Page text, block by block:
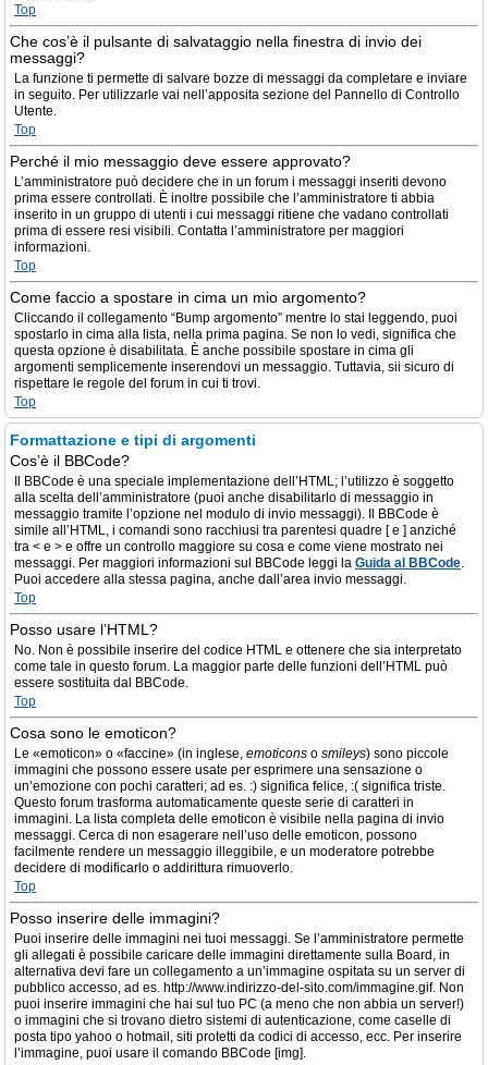
Top
Che cos’è il pulsante di salvataggio nella finestra di invio dei
messaggi?
La funzione ti permette di salvare bozze di messaggi da completare e inviare
in seguito. Per utilizzarle vai nell’apposita sezione del Pannello di Controllo
Utente.
Top
Perché il mio messaggio deve essere approvato?
L’amministratore può decidere che in un forum i messaggi inseriti devono
prima essere controllati. È inoltre possibile che l’amministratore ti abbia
inserito in un gruppo di utenti i cui messaggi ritiene che vadano controllati
prima di essere resi visibili. Contatta l’amministratore per maggiori
informazioni.
Top
Come faccio a spostare in cima un mio argomento?
Cliccando il collegamento “Bump argomento” mentre lo stai leggendo, puoi
spostarlo in cima alla lista, nella prima pagina. Se non lo vedi, significa che
questa opzione è disabilitata. È anche possibile spostare in cima gli
argomenti semplicemente inserendovi un messaggio. Tuttavia, sii sicuro di
rispettare le regole del forum in cui ti trovi.
Top
Formattazione e tipi di argomenti
Cos’è il BBCode?
Il BBCode è una speciale implementazione dell’HTML; l’utilizzo è soggetto
alla scelta dell’amministratore (puoi anche disabilitarlo di messaggio in
messaggio tramite l’opzione nel modulo di invio messaggi). Il BBCode è
simile all’HTML, i comandi sono racchiusi tra parentesi quadre [ e ] anziché
tra < e > e offre un controllo maggiore su cosa e come viene mostrato nei
messaggi. Per maggiori informazioni sul BBCode leggi la Guida al BBCode.
Puoi accedere alla stessa pagina, anche dall’area invio messaggi.
Top
Posso usare l’HTML?
No. Non è possibile inserire del codice HTML e ottenere che sia interpretato
come tale in questo forum. La maggior parte delle funzioni dell’HTML può
essere sostituita dal BBCode.
Top
Cosa sono le emoticon?
Le «emoticon» o «faccine» (in inglese, emoticons o smileys) sono piccole
immagini che possono essere usate per esprimere una sensazione o
un’emozione con pochi caratteri; ad es. :) significa felice, :( significa triste.
Questo forum trasforma automaticamente queste serie di caratteri in
immagini. La lista completa delle emoticon è visibile nella pagina di invio
messaggi. Cerca di non esagerare nell’uso delle emoticon, possono
facilmente rendere un messaggio illeggibile, e un moderatore potrebbe
decidere di modificarlo o addirittura rimuoverlo.
Top
Posso inserire delle immagini?
Puoi inserire delle immagini nei tuoi messaggi. Se l’amministratore permette
gli allegati è possibile caricare delle immagini direttamente sulla Board, in
alternativa devi fare un collegamento a un’immagine ospitata su un server di
pubblico accesso, ad es. http://www.indirizzo-del-sito.com/immagine.gif. Non
puoi inserire immagini che hai sul tuo PC (a meno che non abbia un server!)
o immagini che si trovano dietro sistemi di autenticazione, come caselle di
posta tipo yahoo o hotmail, siti protetti da codici di accesso, ecc. Per inserire
l’immagine, puoi usare il comando BBCode [img].